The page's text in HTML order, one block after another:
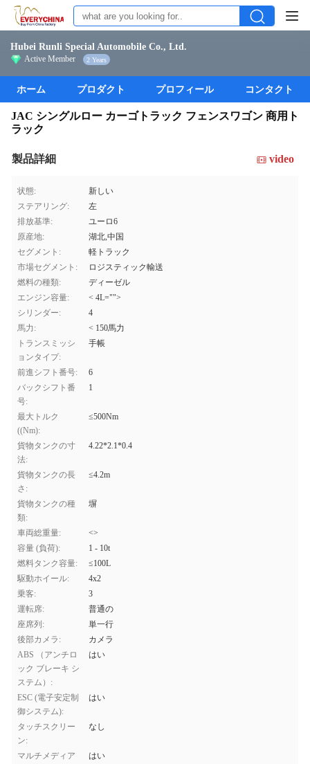
Hubei Runli Special Automobile Co., Ltd.
Active Member 2 Years
ホーム プロダクト プロフィール コンタクト
JAC シングルロー カーゴトラック フェンスワゴン 商用ト
ラック
製品詳細 video
状態:
新しい
ステアリング:
左
排放基準:
ユーロ6
原産地:
湖北,中国
セグメント:
軽トラック
市場セグメント:
ロジスティック輸送
燃料の種類:
ディーゼル
エンジン容量:
< 4L="">
シリンダー:
4
馬力:
< 150馬力
トランスミッシ
ョンタイプ:
手帳
前進シフト番号:
6
バックシフト番
号:
1
最大トルク
((Nm):
≤500Nm
貨物タンクの寸
法:
4.22*2.1*0.4
貨物タンクの長
さ:
≤4.2m
貨物タンクの種
類:
塀
車両総重量:
<>
容量 (負荷):
1 - 10t
燃料タンク容量:
≤100L
駆動ホイール:
4x2
乗客:
3
運転席:
普通の
座席列:
単一行
後部カメラ:
カメラ
ABS （アンチロ
ック ブレーキ シ
ステム）:
はい
ESC (電子安定制
御システム):
はい
タッチスクリー
ン:
なし
マルチメディア
はい